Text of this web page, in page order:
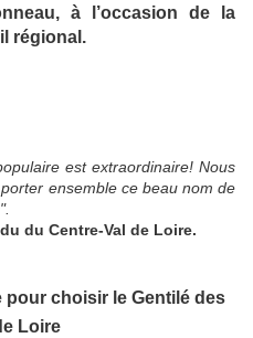
à l’occasion de la
régional.
est extraordinaire! Nous
ensemble ce beau nom de
du Centre-Val de Loire.
choisir le Gentilé des
Loire